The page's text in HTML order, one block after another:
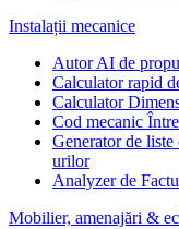
Instalații mecanice
Autor AI de
Calculator rapid
Calculator
Cod mecanic
Generator de
urilor
Analyzer de
Mobilier, amenajări &